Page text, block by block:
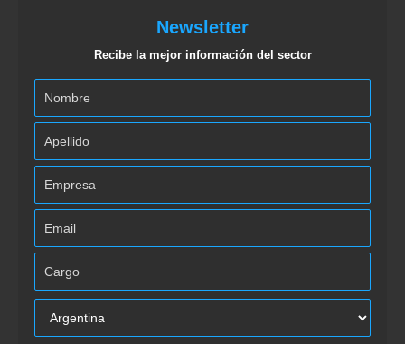
Newsletter
Recibe la mejor información del sector